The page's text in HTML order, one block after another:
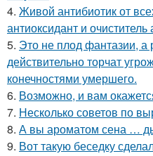
4. Живой антибиотик от
антиоксидант и очиститель
5. Это не плод фантазии, а
действительно торчат
конечностями умершего.
6. Возможно, и вам
7. Несколько советов по
8. А вы ароматом сена …
9. Вот такую беседку